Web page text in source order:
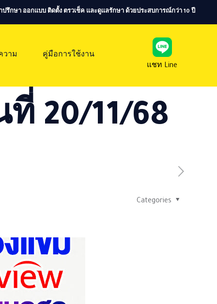
ปรึกษา ออกแบบ ติดตั้ง ตรวเช็ค และดูแลรักษา ด้วยประสบการณ์กว่า 10 ปี
วาม
คู่มือการใช้งาน
แชท Line
20/11/68
Categories